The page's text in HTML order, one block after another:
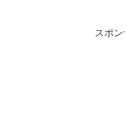
ーザー情報の設定以外は「続け
スポ